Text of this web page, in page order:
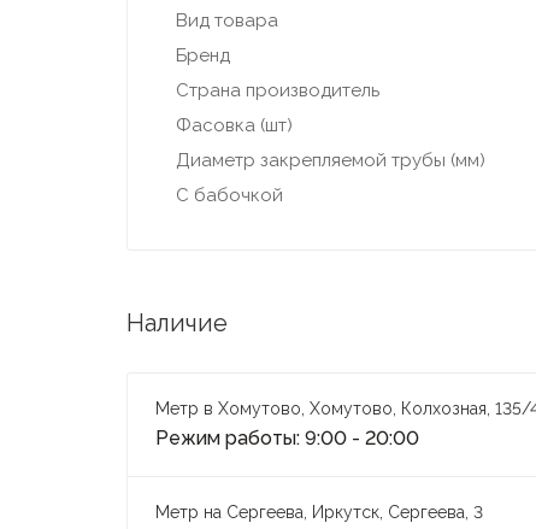
Вид товара
Бренд
Страна производитель
Фасовка (шт)
Диаметр закрепляемой трубы (мм)
С бабочкой
Наличие
Метр в Хомутово, Хомутово, Колхозная, 135/
Режим работы: 9:00 - 20:00
Метр на Сергеева, Иркутск, Сергеева, 3